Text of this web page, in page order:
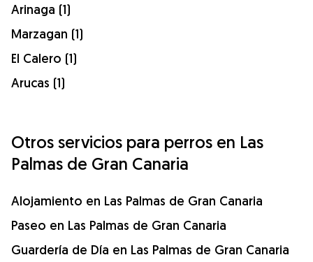
Arinaga (1)
Marzagan (1)
El Calero (1)
Arucas (1)
Otros servicios para perros en Las
Palmas de Gran Canaria
Alojamiento en Las Palmas de Gran Canaria
Paseo en Las Palmas de Gran Canaria
Guardería de Día en Las Palmas de Gran Canaria